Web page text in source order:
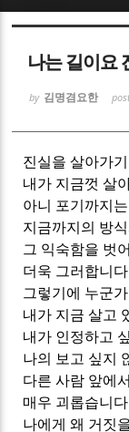
나는 길이요
by 김명겸요한
진실을 살아가
내가 지금껏 살
아니 포기까지
지금까지의 방
그 익숙함을 벗
더욱 그러합니
그렇기에 누군
내가 지금 살고
내가 인정하고
나의 보고 싶지
다른 사람 앞에
매우 괴롭습니
나에게 왜 거짓